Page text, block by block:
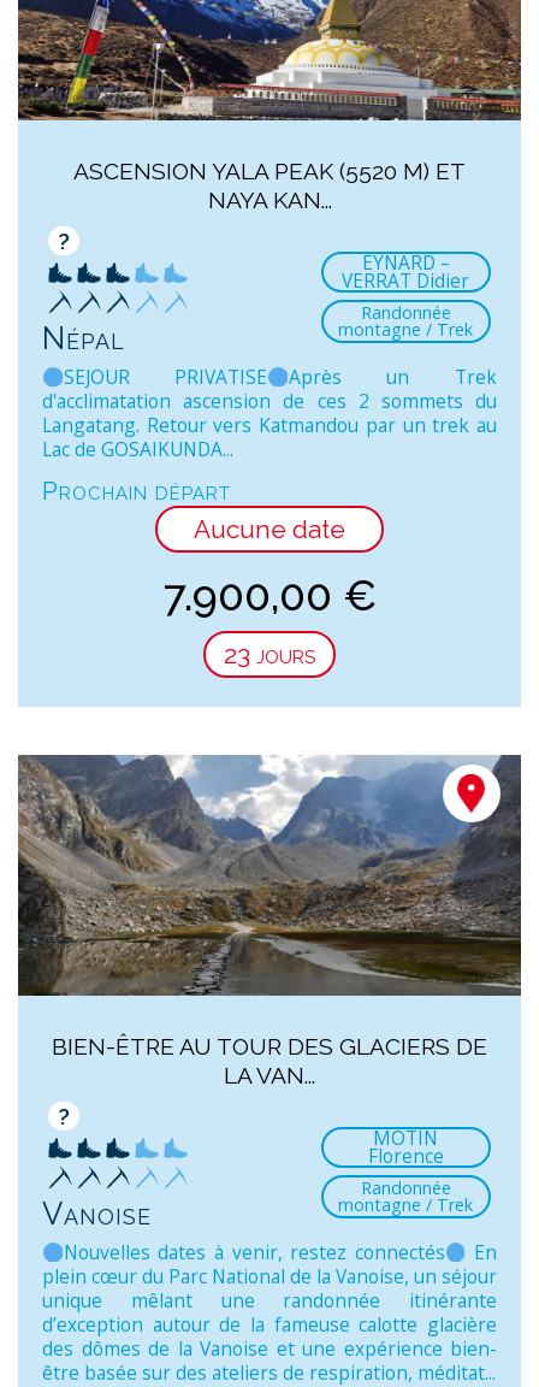
ASCENSION YALA PEAK (5520 M) ET
NAYA KAN...
?
Népal
EYNARD –
VERRAT Didier
Randonnée
montagne / Trek
SEJOUR PRIVATISE
Après un Trek
d'acclimatation ascension de ces 2 sommets du
Langatang. Retour vers Katmandou par un trek au
Lac de GOSAIKUNDA...
Prochain départ
Aucune date
7.900,00 €
23 jours
BIEN-ÊTRE AU TOUR DES GLACIERS DE
LA VAN...
?
Vanoise
MOTIN
Florence
Randonnée
montagne / Trek
Nouvelles dates à venir, restez connectés
En
plein cœur du Parc National de la Vanoise, un séjour
unique mêlant une randonnée itinérante
d’exception autour de la fameuse calotte glacière
des dômes de la Vanoise et une expérience bien-
être basée sur des ateliers de respiration, méditat...